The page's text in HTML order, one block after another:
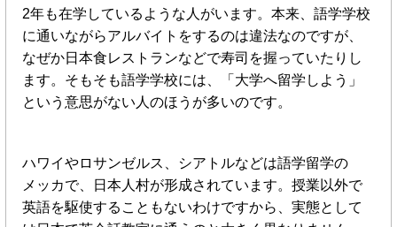
2年も在学しているような人がいます。本来、語学学校
に通いながらアルバイトをするのは違法なのですが、
なぜか日本食レストランなどで寿司を握っていたりし
ます。そもそも語学学校には、「大学へ留学しよう」
という意思がない人のほうが多いのです。
ハワイやロサンゼルス、シアトルなどは語学留学の
メッカで、日本人村が形成されています。授業以外で
英語を駆使することもないわけですから、実態として